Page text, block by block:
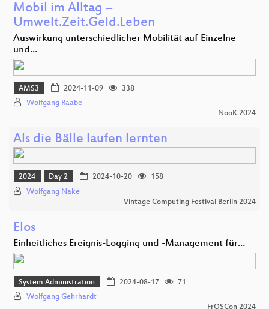
Mobil im Alltag –
Umwelt.Zeit.Geld.Leben
Auswirkung unterschiedlicher Mobilität auf Einzelne
und…
AMS3 2024-11-09
338
Wolfgang Raabe
NooK 2024
Als die Bälle laufen lernten
2024 Day 2 2024-10-20
158
Wolfgang Nake
Vintage Computing Festival Berlin 2024
Elos
Einheitliches Ereignis-Logging und -Management für…
System Administration 2024-08-17
71
Wolfgang Gehrhardt